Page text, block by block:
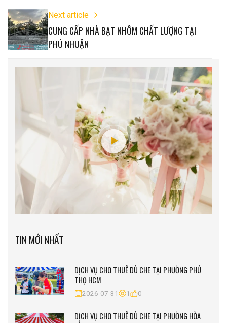
Next article
CUNG CẤP NHÀ BẠT NHÔM CHẤT LƯỢNG TẠI
PHÚ NHUẬN
TIN MỚI NHẤT
DỊCH VỤ CHO THUÊ DÙ CHE TẠI PHƯỜNG PHÚ
THỌ HCM
2026-07-31 1 0
DỊCH VỤ CHO THUÊ DÙ CHE TẠI PHƯỜNG HÒA